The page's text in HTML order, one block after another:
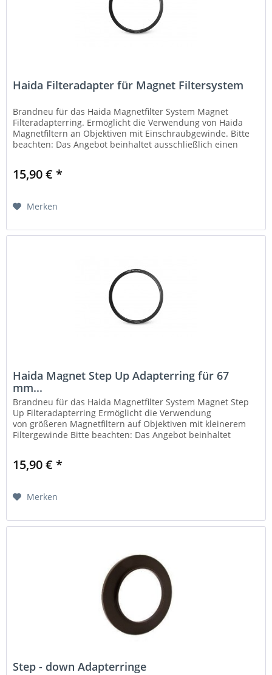
Haida Filteradapter für Magnet Filtersystem
Brandneu für das Haida Magnetfilter System Magnet
Filteradapterring. Ermöglicht die Verwendung von Haida
Magnetfiltern an Objektiven mit Einschraubgewinde. Bitte
beachten: Das Angebot beinhaltet ausschließlich einen
15,90 € *
Merken
Haida Magnet Step Up Adapterring für 67
mm...
Brandneu für das Haida Magnetfilter System Magnet Step
Up Filteradapterring Ermöglicht die Verwendung
von größeren Magnetfiltern auf Objektiven mit kleinerem
Filtergewinde Bitte beachten: Das Angebot beinhaltet
15,90 € *
Merken
Step - down Adapterringe